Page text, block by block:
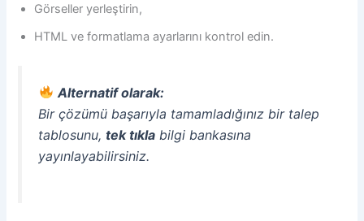
Görseller yerleştirin,
HTML ve formatlama ayarlarını kontrol edin.
Alternatif olarak:
Bir çözümü başarıyla tamamladığınız bir talep
tablosunu,tek tıkla bilgi bankasına
yayınlayabilirsiniz.